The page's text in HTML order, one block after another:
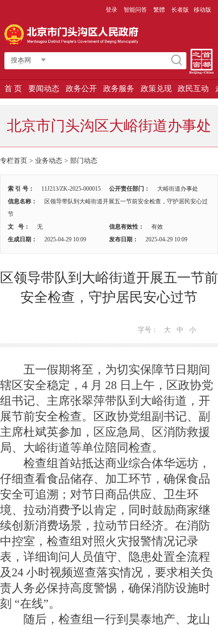
登录 智能问答 繁體 长者版 移动版
搜本网
首 页 要闻动态 政务公开 政务服务 政策兑现 政民互动
北京市门头沟区大峪街道办事处
专栏首页 > 业务动态 > 部门动态
索 引 号： 11J213/ZK-2025-000015 公开责任部门：
大峪街道办事处
信息名称：
区领导带队到大峪街道开展五一节前安全检查，守护居民安心过
节
文 号：
无 信息有效性：
有效
生成日期：
2025-04-29 10:09 发布日期： 2025-04-29 10:09
区领导带队到大峪街道开展五一节前
安全检查，守护居民安心过节
字号： 大 中 小
五一假期将至，为切实保障节日期间
辖区安全稳定，4 月 28 日上午，区政协党
组书记、主席张翠萍带队到大峪街道，开
展节前安全检查。区政协党组副书记、副
主席杜斌英参加，区应急局、区消防救援
局、大峪街道等单位陪同检查。
检查组首站抵达商业综合体华远坊，
仔细查看食品储存、加工环节，确保食品
安全可追溯；对节日商品供应、卫生环
境、拉动消费予以肯定，同时鼓励商家继
续创新消费场景，拉动节日经济。在消防
中控室，检查组对照火灾报警情况记录
表，详细询问人员值守、隐患处置全流程
及24 小时视频巡查落实情况，要求相关负
责人务必保持高度警惕，确保消防设施时
刻 “在线”。
随后，检查组一行到昊泰地产、龙山